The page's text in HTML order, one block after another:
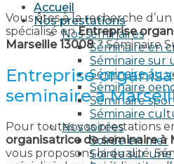
Accueil
Nos prestations
Nos séminaires
Séminaire en
Séminaire sur
Séminaire au
Séminaire
Séminaire
Séminaire
Nos soirées
Soirée en mer
Soirée sur
Vous êtes à la recherche
spécialisé enEntreprise
Marseille 13008? Séminaire
Entreprise
seminaire à
Pour toutes vos prestations
organisatrice de seminaire à
vous proposons la qualité.